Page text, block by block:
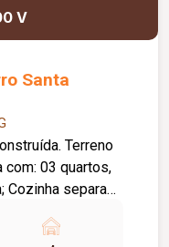
V
Santa
Terreno
separada
com bancada e